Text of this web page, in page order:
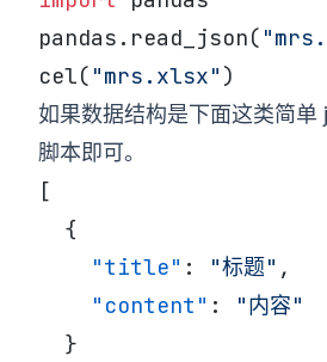
pandas.read_json(
cel( "mrs.xlsx" )
如果数据结构是下面这类简单
脚本即可。
[
  {
    "title"
: "标题" ,
    "content"
:
"内容"
  }